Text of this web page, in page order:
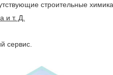
строительные
и т. Д.
сервис.